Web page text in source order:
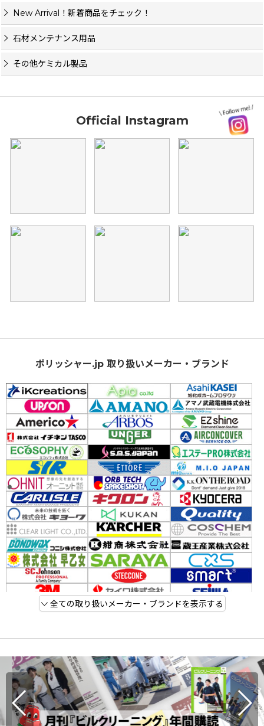
New Arrival！新着商品をチェック！
石材メンテナンス用品
その他ケミカル製品
Official Instagram
ポリッシャー.jp 取り扱いメーカー・ブランド
全ての取り扱いメーカー・ブランドを表示する